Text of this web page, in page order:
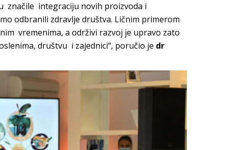
značile integraciju novih proizvoda i
odbranili zdravlje društva. Ličnim primerom
vremenima, a održivi razvoj je upravo zato
društvu i zajednici“, poručio je dr